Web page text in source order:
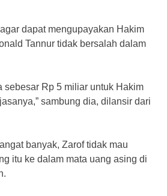
dapat mengupayakan Hakim
Tannur tidak bersalah dalam
sebesar Rp 5 miliar untuk Hakim
sambung dia, dilansir dari
banyak, Zarof tidak mau
itu ke dalam mata uang asing di